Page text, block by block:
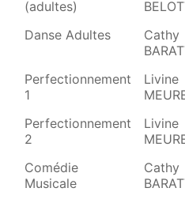
(adultes)
Danse Adultes
Cathy
Perfectionnement
1
Livine
Perfectionnement
2
Livine
Comédie
Musicale
Cathy